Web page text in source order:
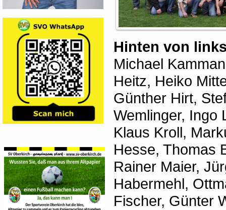
Hinten von
Michael
Heitz, Heiko
Günther Hirt,
Wemlinger, Ingo
Klaus Kroll,
Hesse, Thomas
Rainer Maier,
Habermehl,
Fischer, Günter